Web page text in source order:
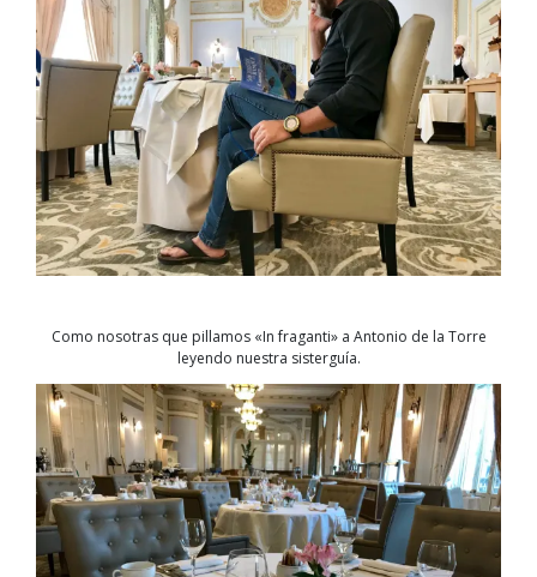
Como nosotras que pillamos «In fraganti» a Antonio de la Torre
leyendo nuestra sisterguía.